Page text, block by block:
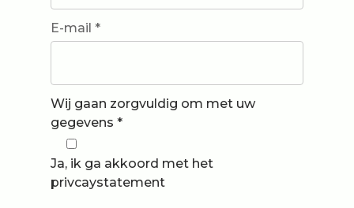
E-mail *
Wij gaan zorgvuldig om met uw
gegevens *
Ja, ik ga akkoord met het
privcaystatement